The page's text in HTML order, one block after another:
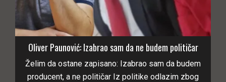
Oliver Paunović: Izabrao sam da ne budem političar
Želim da ostane zapisano: Izabrao sam da budem
producent, a ne političar Iz politike odlazim zbog